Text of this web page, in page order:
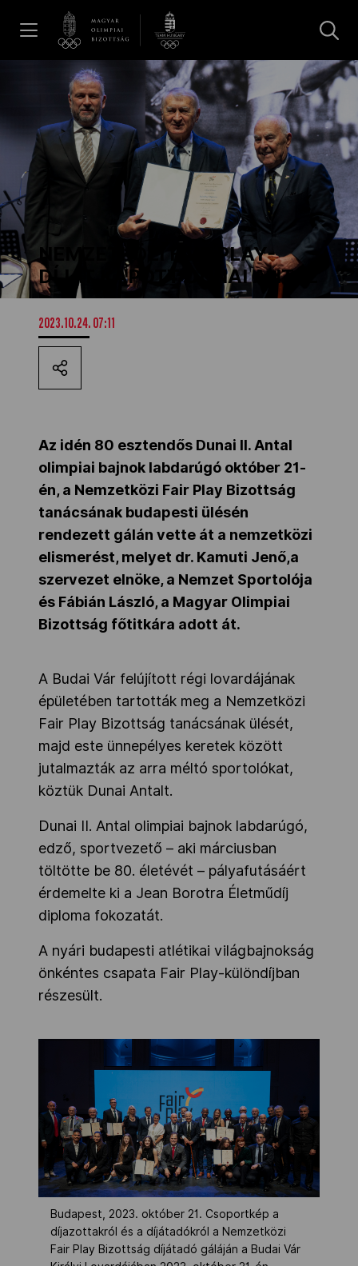
Hírek
Galéria
Dakar 2026
Los Angeles 2028
MOB
Kettőskarrier-program
NOB
Társszervezetek
OVEP
Adatbank
NEMZETKÖZI FAIR PLAY-
DÍJAT KAPOTT DUNAI ANTAL
2023.10.24. 07:11
Az idén 80 esztendős Dunai II. Antal
olimpiai bajnok labdarúgó október 21-
én, a Nemzetközi Fair Play Bizottság
tanácsának budapesti ülésén
rendezett gálán vette át a nemzetközi
elismerést, melyet dr. Kamuti Jenő,a
szervezet elnöke, a Nemzet Sportolója
és Fábián László, a Magyar Olimpiai
Bizottság főtitkára adott át.
A Budai Vár felújított régi lovardájának
épületében tartották meg a Nemzetközi
Fair Play Bizottság tanácsának ülését,
majd este ünnepélyes keretek között
jutalmazták az arra méltó sportolókat,
köztük Dunai Antalt.
Dunai II. Antal olimpiai bajnok labdarúgó,
edző, sportvezető – aki márciusban
töltötte be 80. életévét – pályafutásáért
érdemelte ki a Jean Borotra Életműdíj
diploma fokozatát.
A nyári budapesti atlétikai világbajnokság
önkéntes csapata Fair Play-különdíjban
részesült.
Budapest, 2023. október 21. Csoportkép a
díjazottakról és a díjátadókról a Nemzetközi
Fair Play Bizottság díjátadó gáláján a Budai Vár